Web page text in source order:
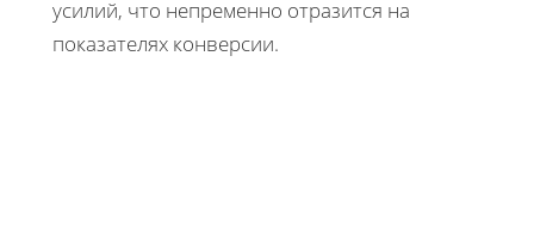
усилий, что непременно отразится на
показателях конверсии.